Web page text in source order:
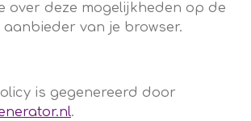
over deze mogelijkheden op de
van je browser.
is gegenereerd door
.